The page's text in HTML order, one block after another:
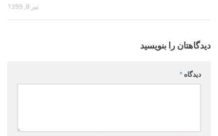
تیر 8, 1399
دیدگاهتان را بنویسید
دیدگاه *